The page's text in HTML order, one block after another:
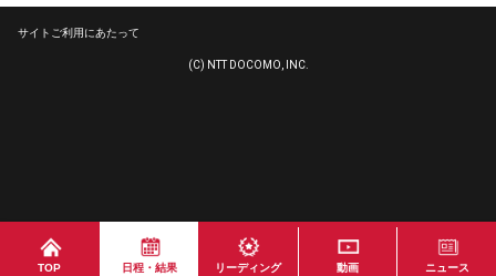
TOP 日程・結果 リーディング 動画 ニュース
サイトご利用にあたって
(C) NTT DOCOMO, INC.